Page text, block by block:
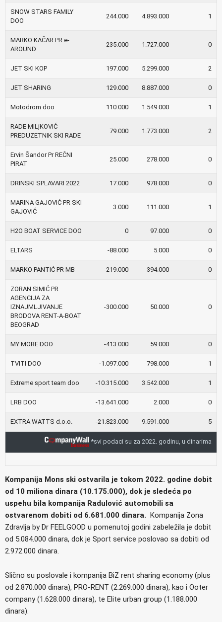
SNOW STARS FAMILY
DOO
244.000 4.893.000 1
MARKO KAČAR PR e-
AROUND
235.000 1.727.000 0
JET SKI KOP 197.000 5.299.000 2
JET SHARING 129.000 8.887.000 0
Motodrom doo 110.000 1.549.000 1
RADE MILjKOVIĆ
PREDUZETNIK SKI RADE
79.000 1.773.000 2
Ervin Šandor Pr REČNI
PIRAT
25.000 278.000 0
DRINSKI SPLAVARI 2022 17.000 978.000 0
MARINA GAJOVIĆ PR SKI
GAJOVIĆ
3.000 111.000 1
H2O BOAT SERVICE DOO 0 97.000 0
ELTARS -88.000 5.000 0
MARKO PANTIĆ PR MB -219.000 394.000 0
ZORAN SIMIĆ PR
AGENCIJA ZA
IZNAJMLJIVANJE
BRODOVA RENT-A-BOAT
BEOGRAD
-300.000 50.000 0
MY MORE DOO -413.000 59.000 0
TVITI DOO -1.097.000 798.000 1
Extreme sport team doo -10.315.000 3.542.000 1
LRB DOO -13.641.000 2.000 0
EXTRA WATTS d.o.o. -21.823.000 9.591.000 5
*svi podaci su za 2022. godinu, u dinarima
Kompanija Mons ski ostvarila je tokom 2022. godine dobit
od 10 miliona dinara (10.175.000), dok je sledeća po
uspehu bila kompanija Radulović automobili sa
ostvarenom dobiti od 6.681.000 dinara. Kompanija Zona
Zdravlja by Dr FEELGOOD u pomenutoj godini zabeležila je dobit
od 5.084.000 dinara, dok je Sport service poslovao sa dobiti od
2.972.000 dinara.
Slično su poslovale i kompanija BiZ rent sharing economy (plus
od 2.870.000 dinara), PRO-RENT (2.269.000 dinara), kao i Ooter
company (1.628.000 dinara), te Elite urban group (1.188.000
dinara).